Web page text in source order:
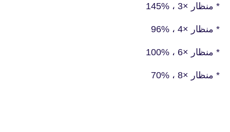
* منظار ×3 ، %145
* منظار ×4 ، %96
* منظار ×6 ، %100
* منظار ×8 ، %70